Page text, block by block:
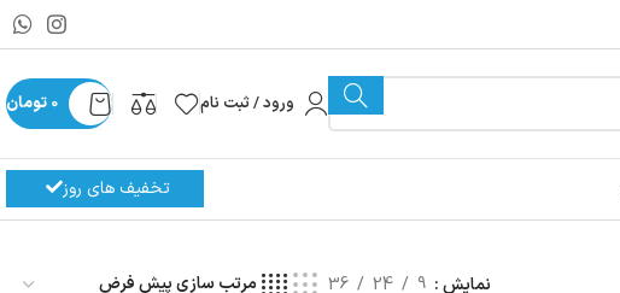
ورود / ثبت نام 0 تومان
تخفیف های روز
نمایش 9
24
36